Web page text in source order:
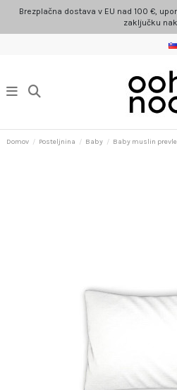
Brezplačna dostava v EU nad 100 €,
zaključku
Domov Posteljnina Baby Baby muslin